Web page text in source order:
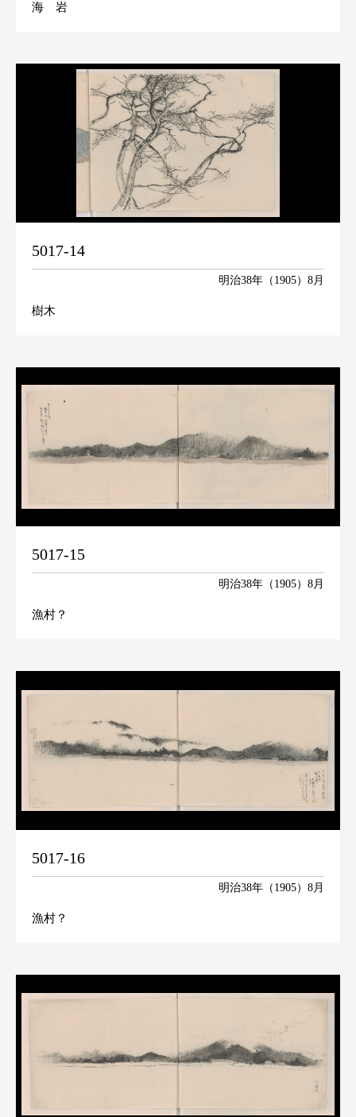
海 岩
5017-14
明治38年（1905）8月
樹木
5017-15
明治38年（1905）8月
漁村？
5017-16
明治38年（1905）8月
漁村？